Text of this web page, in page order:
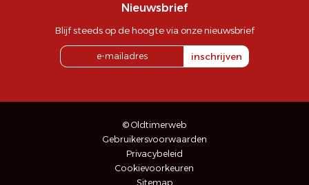
Nieuwsbrief
Blijf steeds op de hoogte via onze nieuwsbrief
inschrijven
© Oldtimerweb
Gebruikersvoorwaarden
Privacybeleid
Cookievoorkeuren
Sitemap